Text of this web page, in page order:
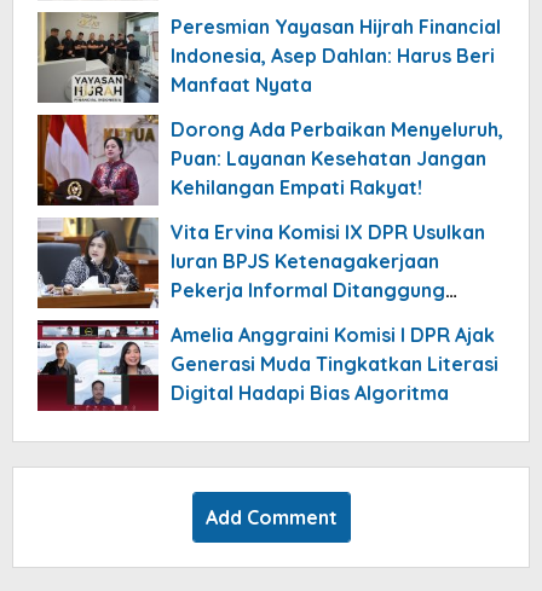
Peresmian Yayasan Hijrah Financial
Indonesia, Asep Dahlan: Harus Beri
Manfaat Nyata
Dorong Ada Perbaikan Menyeluruh,
Puan: Layanan Kesehatan Jangan
Kehilangan Empati Rakyat!
Vita Ervina Komisi IX DPR Usulkan
Iuran BPJS Ketenagakerjaan
Pekerja Informal Ditanggung
Amelia Anggraini Komisi I DPR Ajak
Generasi Muda Tingkatkan Literasi
Digital Hadapi Bias Algoritma
Add Comment